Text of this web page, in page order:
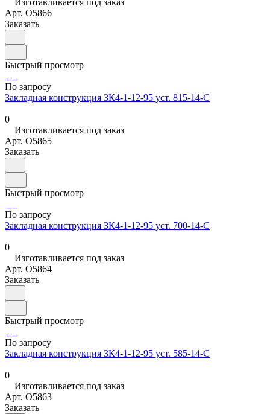
Изготавливается под заказ
Арт. O5866
Заказать
Быстрый просмотр
По запросу
Закладная конструкция ЗК4-1-12-95 уст. 815-14-С
0
Изготавливается под заказ
Арт. O5865
Заказать
Быстрый просмотр
По запросу
Закладная конструкция ЗК4-1-12-95 уст. 700-14-С
0
Изготавливается под заказ
Арт. O5864
Заказать
Быстрый просмотр
По запросу
Закладная конструкция ЗК4-1-12-95 уст. 585-14-С
0
Изготавливается под заказ
Арт. O5863
Заказать